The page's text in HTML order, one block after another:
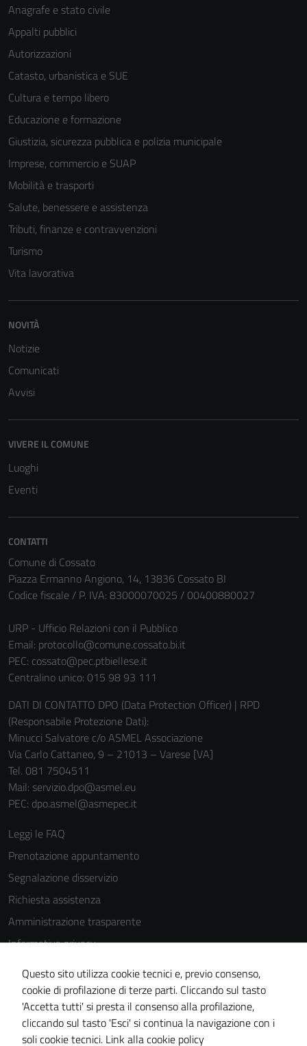
Anagrafe e stato civile
Appalti pubblici
Autorizzazioni
Catasto, urbanistica e SUE
Cultura e tempo libero
Educazione e formazione
Giustizia, sicurezza pubblica e polizia municipale
Imprese, commercio e SUAP
Mobilità e trasporti
Salute, benessere e assistenza
Tributi, finanze e contravvenzioni
Turismo
Vita lavorativa
NOVITÀ
Notizie
Comunicati
Avvisi
VIVERE IL COMUNE
Luoghi
Eventi
CONTATTI
Comune di Cossato
Piazza Ermanno Angiono, 14, 13836 Cossato BI
Codice fiscale / P. IVA: 83000070025 / 00400880027
URP - Ufficio Relazioni con il Pubblico
Email: protocollo@comune.cossato.bi.it
PEC: cossato@pec.ptbiellese.it
Centralino unico: 015 98 93 111
DATI DI CONTATTO DPO (Data Protection Officer) | RPD
(Responsabile Protezione Dati):
Minucci Salvatore c/o ASMEL Associazione
Via Carlo Cattaneo, 9 – 21013 – Varese [VA]
Tel. 081 7504511
Mail: servizio.dpo@asmel.eu
PEC: dpo.asmel@asmepec.it
Leggi le FAQ
Prenotazione appuntamento
Segnalazione disservizio
Richiesta assistenza
Amministrazione trasparente
Informativa privacy
Note legali
Dichiarazione di accessibilità
Piano di miglioramento del sito
Questo sito utilizza cookie tecnici e, previo consenso,
cookie di profilazione di terze parti. Cliccando sul tasto
'Accetta tutti' si presta il consenso alla profilazione,
cliccando sul tasto 'Esci' si continua la navigazione con i
soli cookie tecnici. Link alla cookie policy
Tecnici
funzionamento
del sito e non
essere
disabilitati.
informazioni